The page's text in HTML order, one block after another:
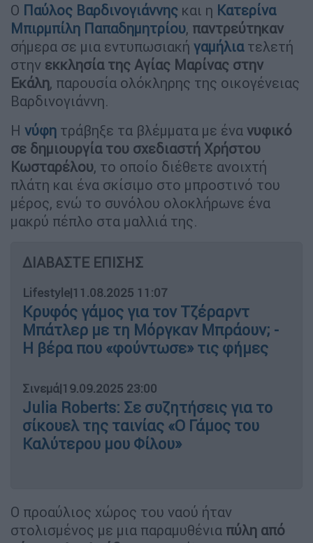
Ο Παύλος Βαρδινογιάννης και η Κατερίνα
Μπιρμπίλη Παπαδημητρίου, παντρεύτηκαν
σήμερα σε μια εντυπωσιακή γαμήλια τελετή
στην εκκλησία της Αγίας Μαρίνας στην
Εκάλη, παρουσία ολόκληρης της οικογένειας
Βαρδινογιάννη.
Η νύφη τράβηξε τα βλέμματα με ένα νυφικό
σε δημιουργία του σχεδιαστή Χρήστου
Κωσταρέλου, το οποίο διέθετε ανοιχτή
πλάτη και ένα σκίσιμο στο μπροστινό του
μέρος, ενώ το συνόλου ολοκλήρωνε ένα
μακρύ πέπλο στα μαλλιά της.
ΔΙΑΒΑΣΤΕ ΕΠΙΣΗΣ
Lifestyle|11.08.2025 11:07
Κρυφός γάμος για τον Τζέραρντ
Μπάτλερ με τη Μόργκαν Μπράουν; -
Η βέρα που «φούντωσε» τις φήμες
Σινεμά|19.09.2025 23:00
Julia Roberts: Σε συζητήσεις για το
σίκουελ της ταινίας «Ο Γάμος του
Καλύτερου μου Φίλου»
Ο προαύλιος χώρος του ναού ήταν
στολισμένος με μια παραμυθένια πύλη από